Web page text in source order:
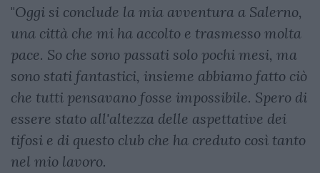
"Oggi si conclude la mia avventura a Salerno,
una città che mi ha accolto e trasmesso molta
pace. So che sono passati solo pochi mesi, ma
sono stati fantastici, insieme abbiamo fatto ciò
che tutti pensavano fosse impossibile. Spero di
essere stato all'altezza delle aspettative dei
tifosi e di questo club che ha creduto così tanto
nel mio lavoro.